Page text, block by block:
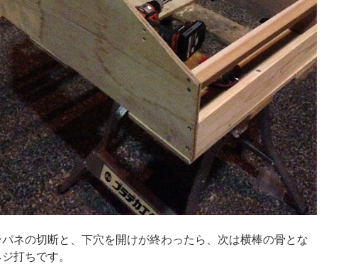
ネの切断と、下穴を開けが終わったら、次は横棒の骨とな
打ちです。